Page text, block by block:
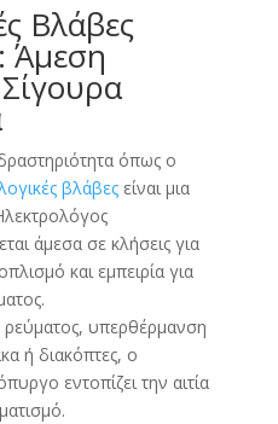
Βλάβες
Άμεση
όπως ο
βλάβεςείναι μια
άμεσα σε κλήσεις για
και εμπειρία για
ρεύματος, υπερθέρμανση
ή διακόπτες, ο
εντοπίζει την αιτία